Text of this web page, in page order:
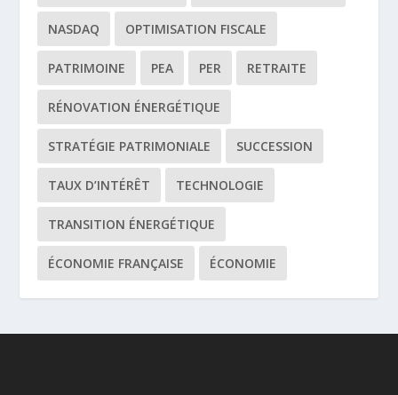
NASDAQ OPTIMISATION FISCALE
PATRIMOINE PEA PER RETRAITE
RÉNOVATION ÉNERGÉTIQUE
STRATÉGIE PATRIMONIALE SUCCESSION
TAUX D’INTÉRÊT TECHNOLOGIE
TRANSITION ÉNERGÉTIQUE
ÉCONOMIE FRANÇAISE ÉCONOMIE